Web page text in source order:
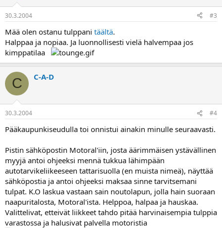
30.3.2004 #3
Mää olen ostanu tulppani täältä.
Halppaa ja nopiaa. Ja luonnollisesti vielä halvempaa jos
kimppatilaa
C C-A-D
30.3.2004 #4
Pääkaupunkiseudulla toi onnistui ainakin minulle seuraavasti.
Pistin sähköpostin Motoral'iin, josta äärimmäisen ystävällinen
myyjä antoi ohjeeksi mennä tukkua lähimpään
autotarvikeliikeeseen tattarisuolla (en muista nimeä), näyttää
sähköpostia ja antoi ohjeeksi maksaa sinne tarvitsemani
tulpat. K.O laskua vastaan sain noutolapun, jolla hain suoraan
naapuritalosta, Motoral'ista. Helppoa, halpaa ja hauskaa.
Valittelivat, etteivät liikkeet tahdo pitää harvinaisempia tulppia
varastossa ja halusivat palvella motoristia